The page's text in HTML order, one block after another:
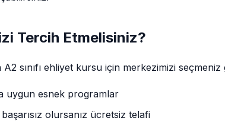
Tercih Etmelisiniz?
sınıfı ehliyet kursu için merkezimizi
uygun esnek programlar
olursanız ücretsiz telafi